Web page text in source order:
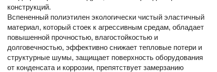
конструкций.
Вспененный полиэтилен экологически чистый эластичный
материал, который стоек к агрессивным средам, обладает
повышенной прочностью, влагостойкостью и
долговечностью, эффективно снижает тепловые потери и
структурные шумы, защищает поверхность оборудования
от конденсата и коррозии, препятствует замерзанию